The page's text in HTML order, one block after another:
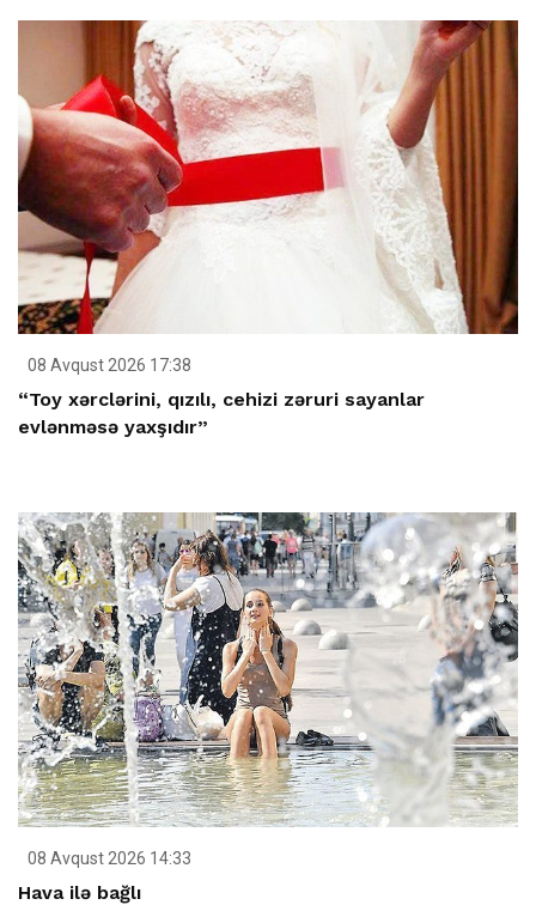
08 Avqust 2026 17:38
“Toy xərclərini, qızılı, cehizi zəruri sayanlar
evlənməsə yaxşıdır”
08 Avqust 2026 14:33
Hava ilə bağlı